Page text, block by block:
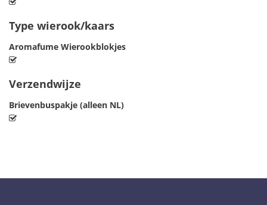
Type wierook/kaars
Aromafume Wierookblokjes
Verzendwijze
Brievenbuspakje (alleen NL)